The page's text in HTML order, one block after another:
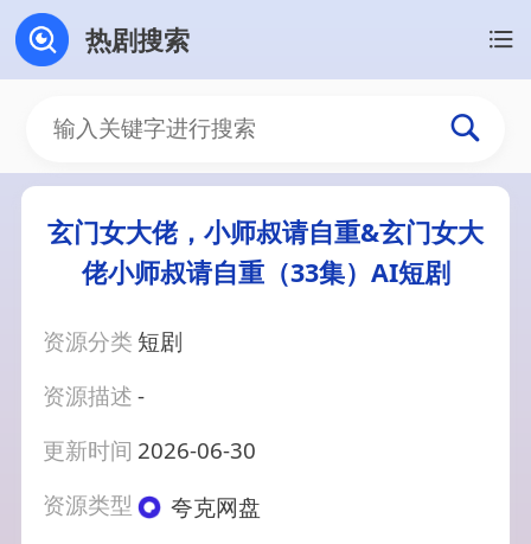
热剧搜索
玄门女大佬，小师叔请自重&玄门女大
佬小师叔请自重（33集）AI短剧
资源分类 短剧
资源描述-
更新时间 2026-06-30
资源类型
夸克网盘